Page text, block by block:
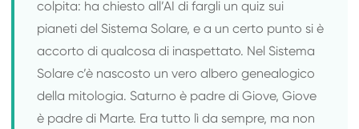
colpita: ha chiesto all’AI di fargli un quiz sui
pianeti del Sistema Solare, e a un certo punto si è
accorto di qualcosa di inaspettato. Nel Sistema
Solare c’è nascosto un vero albero genealogico
della mitologia. Saturno è padre di Giove, Giove
è padre di Marte. Era tutto lì da sempre, ma non